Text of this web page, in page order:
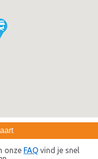
onze FAQ vind je snel